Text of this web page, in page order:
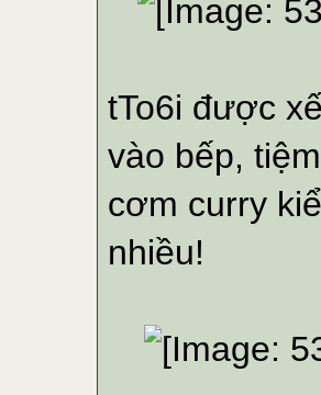
tTo6i được
vào bếp,
cơm curry
nhiều!